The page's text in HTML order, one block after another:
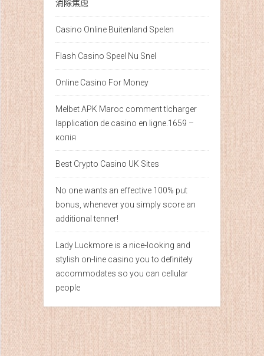
Casino Online Buitenland Spelen
Flash Casino Speel Nu Snel
Online Casino For Money
Melbet APK Maroc comment tlcharger
lapplication de casino en ligne.1659 –
копія
Best Crypto Casino UK Sites
No one wants an effective 100% put
bonus, whenever you simply score an
additional tenner!
Lady Luckmore is a nice-looking and
stylish on-line casino you to definitely
accommodates so you can cellular
people